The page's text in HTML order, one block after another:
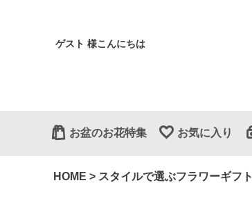
ゲスト 様こんにちは
お盆のお花特集 お気に入り
HOME スタイルで選ぶフラワーギフト